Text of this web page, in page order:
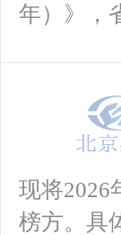
年）》，
现将2026
榜方。具